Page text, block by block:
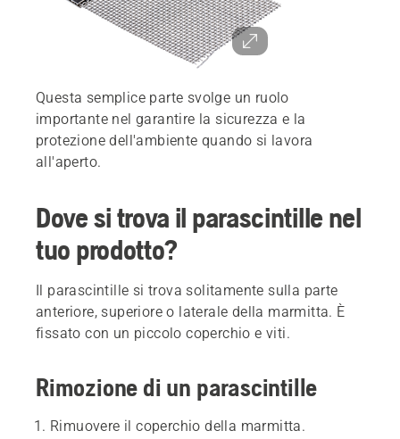
Questa semplice parte svolge un ruolo
importante nel garantire la sicurezza e la
protezione dell'ambiente quando si lavora
all'aperto.
Dove si trova il parascintille nel
tuo prodotto?
Il parascintille si trova solitamente sulla parte
anteriore, superiore o laterale della marmitta. È
fissato con un piccolo coperchio e viti.
Rimozione di un parascintille
Rimuovere il coperchio della marmitta.